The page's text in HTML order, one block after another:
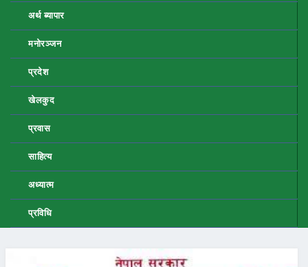
अर्थ ब्यापार
मनोरञ्जन
प्रदेश
खेलकुद
प्रवास
साहित्य
अध्यात्म
प्रविधि